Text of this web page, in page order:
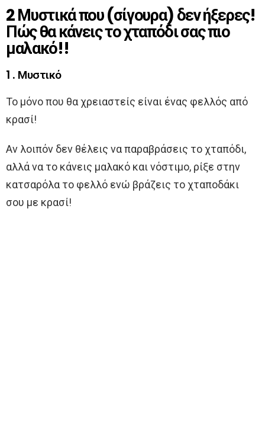
2 Μυστικά που (σίγουρα) δεν ήξερες!
Πώς θα κάνεις το χταπόδι σας πιο
μαλακό!!
1 . Μυστικό
Το μόνο που θα χρειαστείς είναι ένας φελλός από
κρασί!
Αν λοιπόν δεν θέλεις να παραβράσεις το χταπόδι,
αλλά να το κάνεις μαλακό και νόστιμο, ρίξε στην
κατσαρόλα το φελλό ενώ βράζεις το χταποδάκι
σου με κρασί!